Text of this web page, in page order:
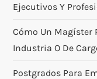
Ejecutivos Y
Cómo Un Magíster
Industria O De
Postgrados Para